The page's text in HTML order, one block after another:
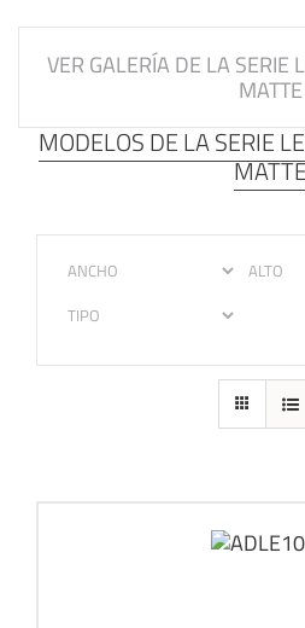
VER GALERÍA DE LA SERIE
MATTE
MODELOS DE LA SERIE